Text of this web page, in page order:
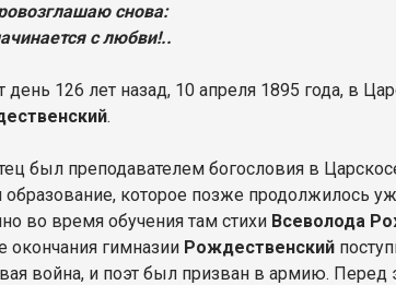
снова:
с любви!..
день 126 лет назад, 10 апреля 1895 года, в
.
был преподавателем богословия в
образование, которое позже продолжилось
во время обучения там стихи Всеволода
окончания гимназии Рождественский
война, и поэт был призван в армию. Перед